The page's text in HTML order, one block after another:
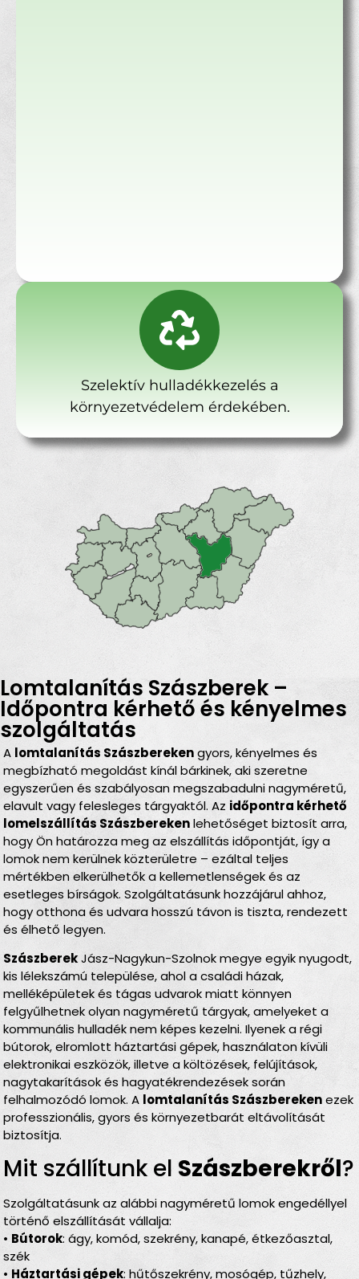
Szelektív hulladékkezelés a
környezetvédelem érdekében.
Lomtalanítás Szászberek –
Időpontra kérhető és kényelmes
szolgáltatás
A lomtalanítás Szászberekengyors, kényelmes és
megbízható megoldást kínál bárkinek, aki szeretne
egyszerűen és szabályosan megszabadulni nagyméretű,
elavult vagy felesleges tárgyaktól. Az időpontra kérhető
lomelszállítás Szászberekenlehetőséget biztosít arra,
hogy Ön határozza meg az elszállítás időpontját, így a
lomok nem kerülnek közterületre – ezáltal teljes
mértékben elkerülhetők a kellemetlenségek és az
esetleges bírságok. Szolgáltatásunk hozzájárul ahhoz,
hogy otthona és udvara hosszú távon is tiszta, rendezett
és élhető legyen.
SzászberekJász-Nagykun-Szolnok megye egyik nyugodt,
kis lélekszámú települése, ahol a családi házak,
melléképületek és tágas udvarok miatt könnyen
felgyűlhetnek olyan nagyméretű tárgyak, amelyeket a
kommunális hulladék nem képes kezelni. Ilyenek a régi
bútorok, elromlott háztartási gépek, használaton kívüli
elektronikai eszközök, illetve a költözések, felújítások,
nagytakarítások és hagyatékrendezések során
felhalmozódó lomok. A lomtalanítás Szászberekenezek
professzionális, gyors és környezetbarát eltávolítását
biztosítja.
Mit szállítunk el Szászberekről?
Szolgáltatásunk az alábbi nagyméretű lomok engedéllyel
történő elszállítását vállalja:
• Bútorok: ágy, komód, szekrény, kanapé, étkezőasztal,
szék
• Háztartási gépek: hűtőszekrény, mosógép, tűzhely,